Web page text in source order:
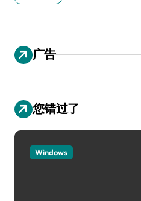
广告
您错过了
Windows